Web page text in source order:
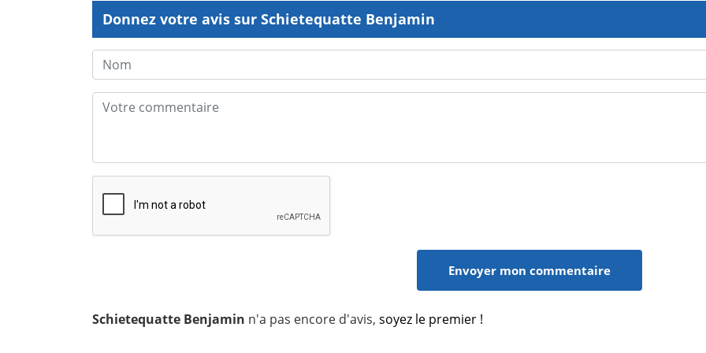
Donnez votre avis sur Schietequatte Benjamin
Schietequatte Benjamin n'a pas encore d'avis, soyez le premier !